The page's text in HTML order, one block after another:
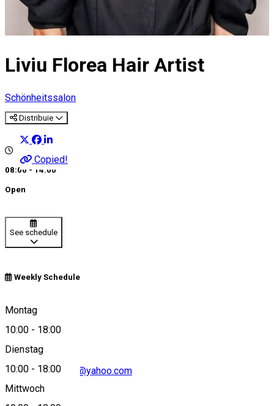
Liviu Florea Hair Artist
Schönheitssalon
Distribuie
Copied!
08:00 - 14:00
Open
See schedule
Weekly Schedule
Montag
10:00 - 18:00
Dienstag
10:00 - 18:00
Mittwoch
0748552806
liviuflorea.stenea@yahoo.com